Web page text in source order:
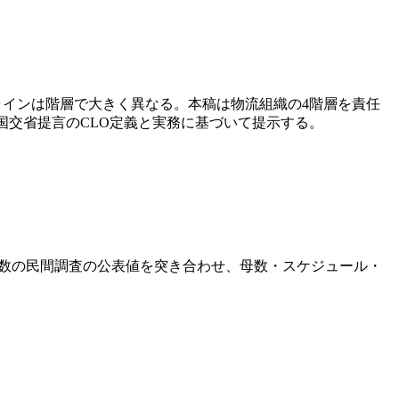
ンは階層で大きく異なる。本稿は物流組織の4階層を責任
省提言のCLO定義と実務に基づいて提示する。
民間調査の公表値を突き合わせ、母数・スケジュール・